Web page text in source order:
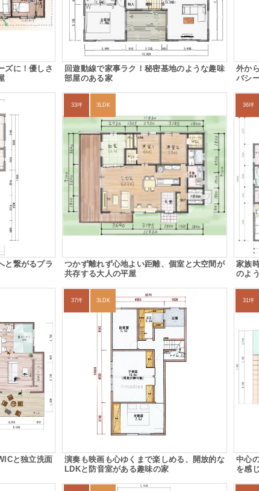
ズに！優しさ
回遊動線で家事ラク！秘密基地のような趣味
部屋のある家
外か
バシ
と繋がるプラ
33坪 3LDK
つかず離れず心地よい距離、個室と大空間が
共存する大人の平屋
36坪
家族
のよ
と独立洗面
37坪 3LDK
演奏も映画も心ゆくまで楽しめる、開放的な
LDKと防音室がある趣味の家
31坪
中心
を感